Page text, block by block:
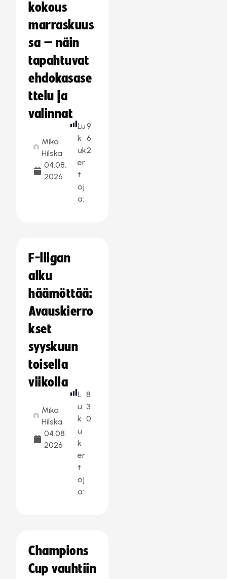
kokous
marraskuus
sa – näin
tapahtuvat
ehdokasase
ttelu ja
valinnat
Mika
Hilska
04.08.
2026
Lu
k
uk
er
t
oj
a:
9
6
2
F-liigan
alku
häämöttää:
Avauskierro
kset
syyskuun
toisella
viikolla
Mika
Hilska
04.08.
2026
L
u
k
u
k
er
t
oj
a:
8
3
0
Champions
Cup vauhtiin